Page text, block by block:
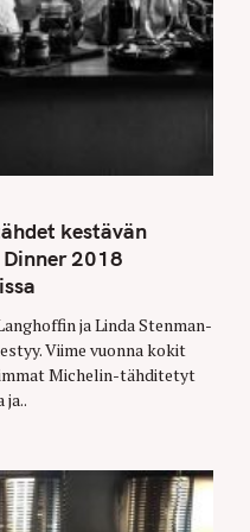
kestävän
2018
ja Linda Stenman-
Viime vuonna kokit
Michelin-tähditetyt